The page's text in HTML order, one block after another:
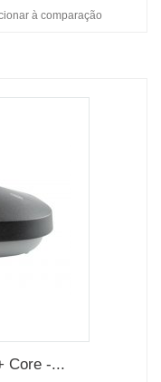
à comparação
Core -...